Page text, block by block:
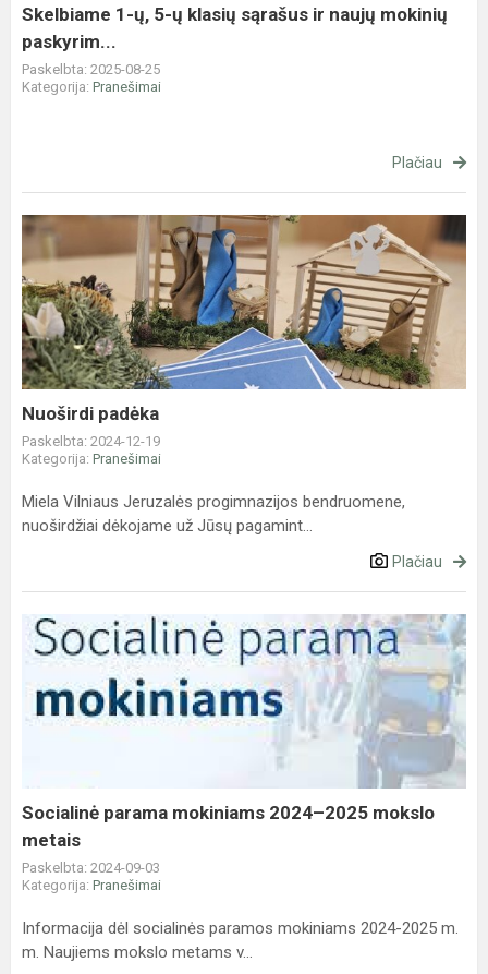
ir
naujų
mokinių
paskyrim...
Skelbiame 1-ų, 5-ų klasių sąrašus ir naujų mokinių
paskyrim...
Paskelbta: 2025-08-25
Kategorija: Pranešimai
Plačiau
Nuoširdi
padėka
Nuoširdi padėka
Paskelbta: 2024-12-19
Kategorija: Pranešimai
Miela Vilniaus Jeruzalės progimnazijos bendruomene,
nuoširdžiai dėkojame už Jūsų pagamint...
Plačiau
Socialinė
parama
mokiniams
2024–
Socialinė parama mokiniams 2024–2025 mokslo
metais
Paskelbta: 2024-09-03
Kategorija: Pranešimai
Informacija dėl socialinės paramos mokiniams 2024-2025 m.
m. Naujiems mokslo metams v...